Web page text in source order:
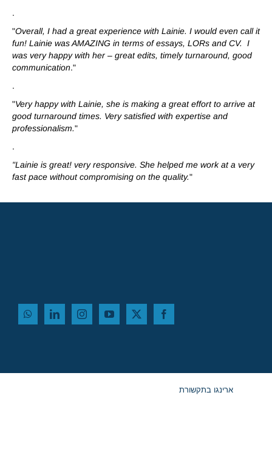
.
"Overall, I had a great experience with Lainie. I would even call it
fun! Lainie was AMAZING in terms of essays, LORs and CV. I
was very happy with her – great edits, timely turnaround, good
communication."
.
"Very happy with Lainie, she is making a great effort to arrive at
good turnaround times. Very satisfied with expertise and
professionalism."
.
"Lainie is great! very responsive. She helped me work at a very
fast pace without compromising on the quality."
ארינגו בתקשורת